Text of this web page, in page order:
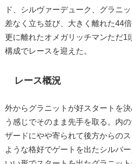
ド、シルヴァーデューク、グラニ
差なく立ち並び、大きく離れた44
更に離れたオメガリッチマンただ1
構成でレースを迎えた。
レース概況
外からグラニットが好スタートを
う感じでそのまま先手を取る。内
ザードにやや寄られて後方からの
ような格好でゲートを出たシルバ